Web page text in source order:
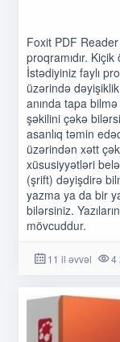
Foxit PDF
proqramıdır.
İstədiyiniz faylı
üzərində
anında tapa
şəkilini çəkə
asanlıq təmin
üzərindən xətt
xüsusiyyətləri
(şrift) dəyişdirə
yazma ya da bir
bilərsiniz.
mövcuddur.
11 il əvvəl 4